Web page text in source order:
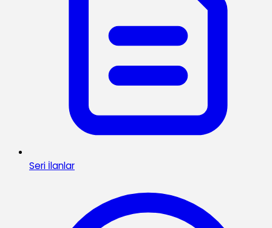
Seri İlanlar